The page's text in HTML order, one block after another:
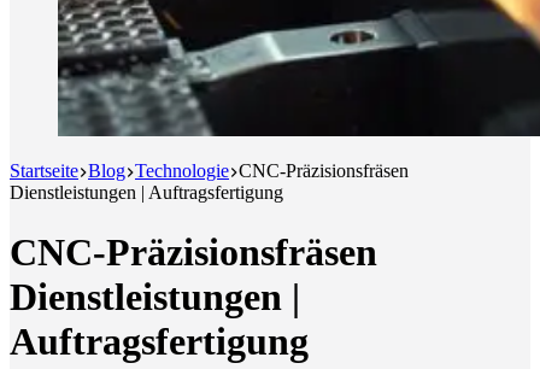
Startseite Blog Technologie CNC-Präzisionsfräsen
Dienstleistungen | Auftragsfertigung
CNC-Präzisionsfräsen
Dienstleistungen |
Auftragsfertigung